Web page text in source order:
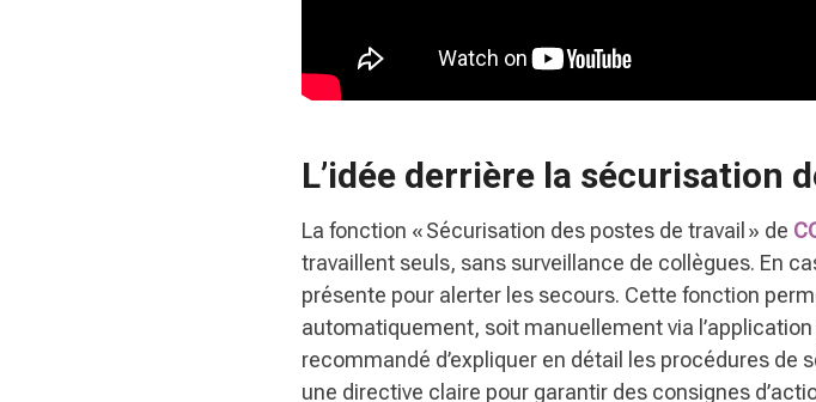
L’idée derrière la sécurisation
La fonction « Sécurisation des postes de travail » de
travaillent seuls, sans surveillance de collègues. En
présente pour alerter les secours. Cette fonction
automatiquement, soit manuellement via
recommandé d’expliquer en détail les procédures
une directive claire pour garantir des consignes